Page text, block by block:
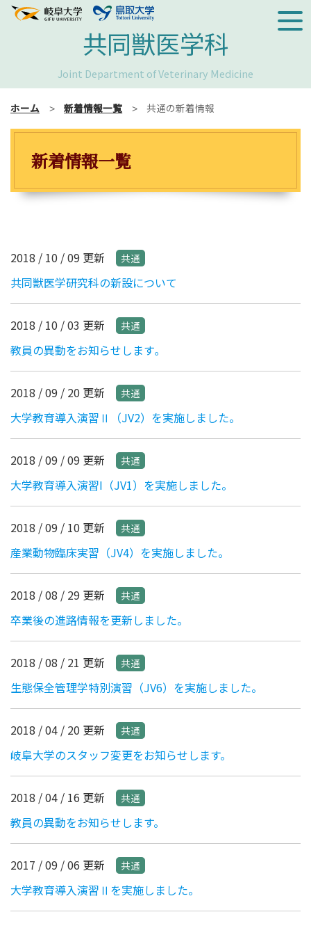
共同獣医学科
Joint Department of Veterinary Medicine
ホーム 新着情報一覧 共通の新着情報
新着情報一覧
2018 / 10 / 09 更新 共通
共同獣医学研究科の新設について
2018 / 10 / 03 更新 共通
教員の異動をお知らせします｡
2018 / 09 / 20 更新 共通
大学教育導入演習Ⅱ（JV2）を実施しました。
2018 / 09 / 09 更新 共通
大学教育導入演習I（JV1）を実施しました。
2018 / 09 / 10 更新 共通
産業動物臨床実習（JV4）を実施しました。
2018 / 08 / 29 更新 共通
卒業後の進路情報を更新しました。
2018 / 08 / 21 更新 共通
生態保全管理学特別演習（JV6）を実施しました。
2018 / 04 / 20 更新 共通
岐阜大学のスタッフ変更をお知らせします。
2018 / 04 / 16 更新 共通
教員の異動をお知らせします。
2017 / 09 / 06 更新 共通
大学教育導入演習Ⅱを実施しました。